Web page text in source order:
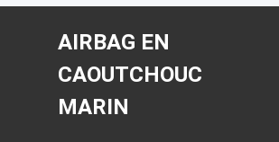
AIRBAG EN
CAOUTCHOUC
MARIN